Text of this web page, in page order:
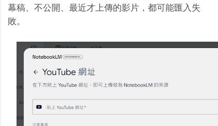
幕稿、不公開、最近才上傳的影片，都可能匯入失
敗。